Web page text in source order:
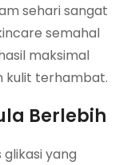
sehari sangat
semahal
maksimal
kulit terhambat.
Berlebih
yang